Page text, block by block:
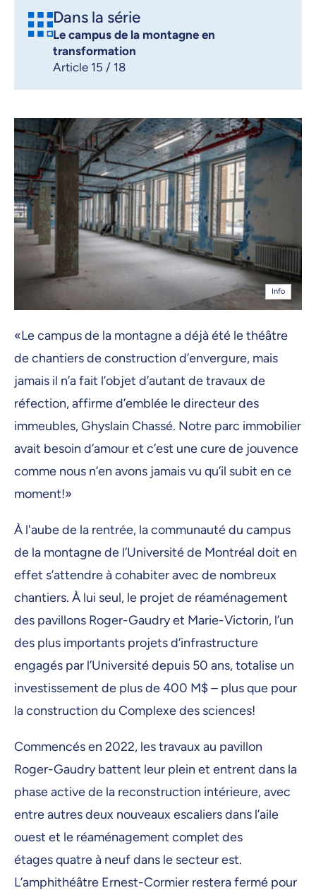
Dans la série
Le campus de la montagne en
transformation
Article 15 / 18
Info
«Le campus de la montagne a déjà été le théâtre
de chantiers de construction d’envergure, mais
jamais il n’a fait l’objet d’autant de travaux de
réfection, affirme d’emblée le directeur des
immeubles, Ghyslain Chassé. Notre parc immobilier
avait besoin d’amour et c’est une cure de jouvence
comme nous n’en avons jamais vu qu’il subit en ce
moment!»
À l'aube de la rentrée, la communauté du campus
de la montagne de l’Université de Montréal doit en
effet s’attendre à cohabiter avec de nombreux
chantiers. À lui seul, le projet de réaménagement
des pavillons Roger-Gaudry et Marie-Victorin, l’un
des plus importants projets d’infrastructure
engagés par l’Université depuis 50 ans, totalise un
investissement de plus de 400 M$ – plus que pour
la construction du Complexe des sciences!
Commencés en 2022, les travaux au pavillon
Roger-Gaudry battent leur plein et entrent dans la
phase active de la reconstruction intérieure, avec
entre autres deux nouveaux escaliers dans l’aile
ouest et le réaménagement complet des
étages quatre à neuf dans le secteur est.
L’amphithéâtre Ernest-Cormier restera fermé pour